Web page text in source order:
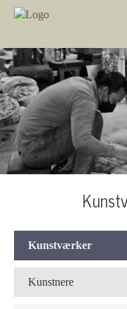
Kunstværker
Kunstnere